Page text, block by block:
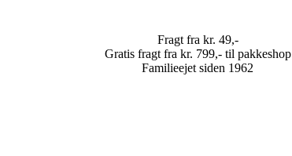
Fragt fra kr. 49,-
Gratis fragt fra kr. 799,- til pakkeshop
Familieejet siden 1962